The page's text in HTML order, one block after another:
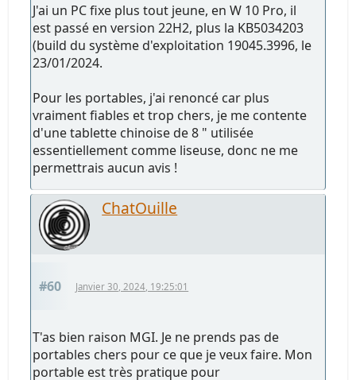
J'ai un PC fixe plus tout jeune, en W 10 Pro, il
est passé en version 22H2, plus la KB5034203
(build du système d'exploitation 19045.3996, le
23/01/2024.
Pour les portables, j'ai renoncé car plus
vraiment fiables et trop chers, je me contente
d'une tablette chinoise de 8 " utilisée
essentiellement comme liseuse, donc ne me
permettrais aucun avis !
ChatOuille
#60 Janvier 30, 2024, 19:25:01
T'as bien raison MGI. Je ne prends pas de
portables chers pour ce que je veux faire. Mon
portable est très pratique pour